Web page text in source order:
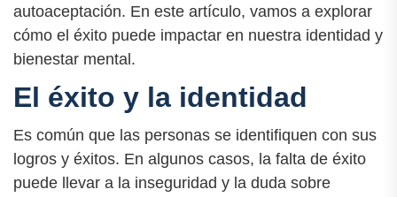
autoaceptación. En este artículo, vamos a explorar
cómo el éxito puede impactar en nuestra identidad y
bienestar mental.
El éxito y la identidad
Es común que las personas se identifiquen con sus
logros y éxitos. En algunos casos, la falta de éxito
puede llevar a la inseguridad y la duda sobre